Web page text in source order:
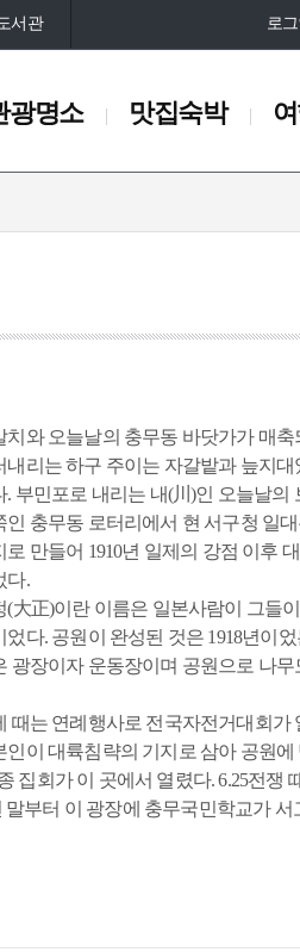
서관 로그
광명소 맛집숙박
구덕수원지(터) 부산감옥소 부산
전차종점(터) 남항방파제
부산여
기념비 영국공사관 옛터
치와 오늘날의 충무동 바닷가가 매
내리는 하구 주이는 자갈밭과 늪지
. 부민포로 내리는 내(川)인 오늘날의
인 충무동 로터리에서 현 서구청 일
로 만들어 1910년 일제의 강점 이후
다.
(大正)이란 이름은 일본사람이 그들
었다. 공원이 완성된 것은 1918년이
광장이자 운동장이며 공원으로 나무
때는 연례행사로 전국자전거대회가
인이 대륙침략의 기지로 삼아 공원
회가 이 곳에서 열렸다. 6.25전쟁
부터 이 광장에 충무국민학교가